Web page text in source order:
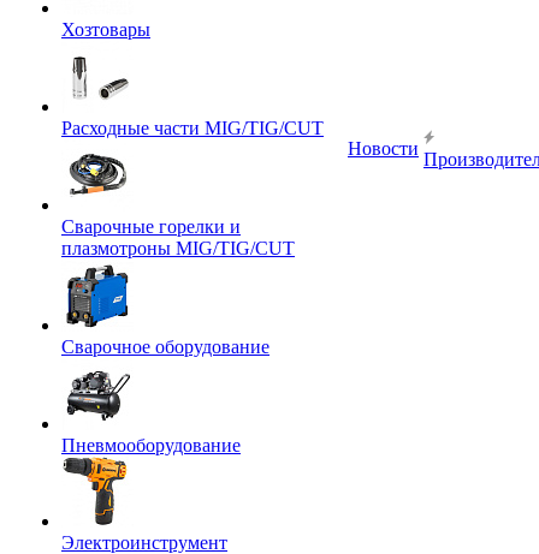
Хозтовары
Расходные части MIG/TIG/CUT
Сварочные горелки и
плазмотроны MIG/TIG/CUT
Сварочное оборудование
Пневмооборудование
Электроинструмент
Новости